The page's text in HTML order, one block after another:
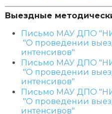
Выездные
Письмо МАУ ДПО
"О проведении
интенсивов"
Письмо МАУ ДПО
"О проведении
интенсивов"
Письмо МАУ ДПО
"О проведении
интенсивов"